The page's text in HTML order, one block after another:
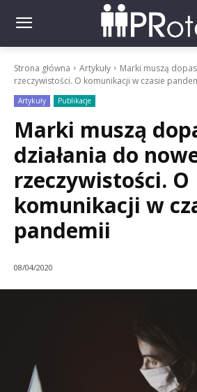
Strona główna Artykuły
Marki muszą
rzeczywistości. O komunikacji w czasie
Artykuły Publikacje
Marki muszą
działania do
rzeczywistości. O
komunikacji w
pandemii
08/04/2020